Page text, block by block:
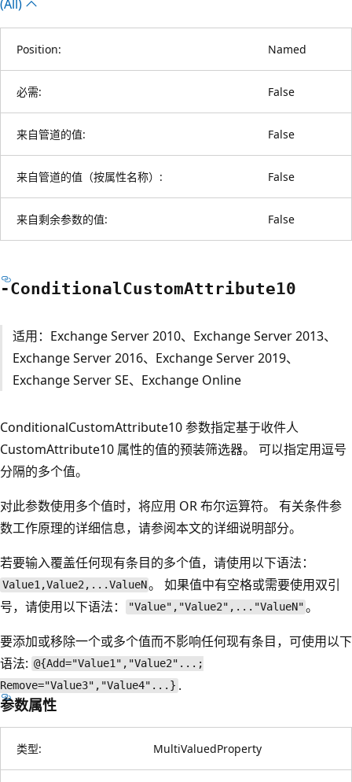
(All)
Position: Named
必需: False
来自管道的值: False
来自管道的值（按属性名称）: False
来自剩余参数的值: False
-ConditionalCustomAttribute10
适用：Exchange Server 2010、Exchange Server 2013、
Exchange Server 2016、Exchange Server 2019、
Exchange Server SE、Exchange Online
ConditionalCustomAttribute10 参数指定基于收件人
CustomAttribute10 属性的值的预装筛选器。 可以指定用逗号
分隔的多个值。
对此参数使用多个值时，将应用 OR 布尔运算符。 有关条件参
数工作原理的详细信息，请参阅本文的详细说明部分。
若要输入覆盖任何现有条目的多个值，请使用以下语法：
Value1,Value2,...ValueN。 如果值中有空格或需要使用双引
号，请使用以下语法：
"Value","Value2",..."ValueN" 。
要添加或移除一个或多个值而不影响任何现有条目，可使用以下
语法: @{Add="Value1","Value2"...;
Remove="Value3","Value4"...} .
参数属性
类型: MultiValuedProperty